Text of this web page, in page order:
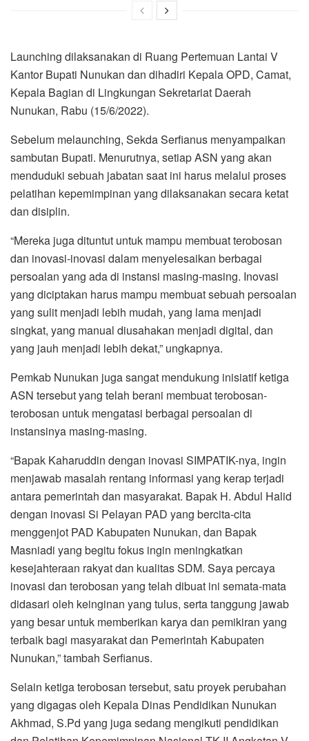
Launching dilaksanakan di Ruang Pertemuan Lantai V
Kantor Bupati Nunukan dan dihadiri Kepala OPD, Camat,
Kepala Bagian di Lingkungan Sekretariat Daerah
Nunukan, Rabu (15/6/2022).
Sebelum melaunching, Sekda Serfianus menyampaikan
sambutan Bupati. Menurutnya, setiap ASN yang akan
menduduki sebuah jabatan saat ini harus melalui proses
pelatihan kepemimpinan yang dilaksanakan secara ketat
dan disiplin.
“Mereka juga dituntut untuk mampu membuat terobosan
dan inovasi-inovasi dalam menyelesaikan berbagai
persoalan yang ada di instansi masing-masing. Inovasi
yang diciptakan harus mampu membuat sebuah persoalan
yang sulit menjadi lebih mudah, yang lama menjadi
singkat, yang manual diusahakan menjadi digital, dan
yang jauh menjadi lebih dekat,” ungkapnya.
Pemkab Nunukan juga sangat mendukung inisiatif ketiga
ASN tersebut yang telah berani membuat terobosan-
terobosan untuk mengatasi berbagai persoalan di
instansinya masing-masing.
“Bapak Kaharuddin dengan inovasi SIMPATIK-nya, ingin
menjawab masalah rentang informasi yang kerap terjadi
antara pemerintah dan masyarakat. Bapak H. Abdul Halid
dengan inovasi Si Pelayan PAD yang bercita-cita
menggenjot PAD Kabupaten Nunukan, dan Bapak
Masniadi yang begitu fokus ingin meningkatkan
kesejahteraan rakyat dan kualitas SDM. Saya percaya
inovasi dan terobosan yang telah dibuat ini semata-mata
didasari oleh keinginan yang tulus, serta tanggung jawab
yang besar untuk memberikan karya dan pemikiran yang
terbaik bagi masyarakat dan Pemerintah Kabupaten
Nunukan,” tambah Serfianus.
Selain ketiga terobosan tersebut, satu proyek perubahan
yang digagas oleh Kepala Dinas Pendidikan Nunukan
Akhmad, S.Pd yang juga sedang mengikuti pendidikan